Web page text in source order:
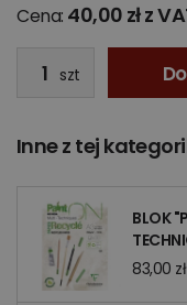
Cena: 40,00 zł z
szt
Inne z tej
BLOK
83,00